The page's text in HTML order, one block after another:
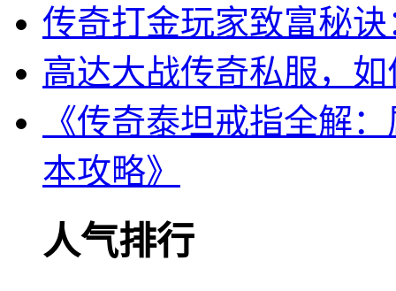
传奇打金玩家致富秘
高达大战传奇私服，
《传奇泰坦戒指全解
本攻略》
人气排行